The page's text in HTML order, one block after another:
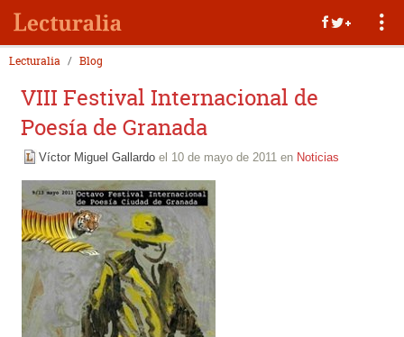
Lecturalia Blog
VIII Festival Internacional de
Poesía de Granada
Víctor Miguel Gallardo el 10 de mayo de 2011 en Noticias